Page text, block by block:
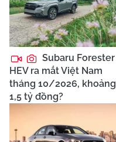
Subaru Forester
HEV ra mắt Việt Nam
tháng 10/2026, khoảng
1,5 tỷ đồng?